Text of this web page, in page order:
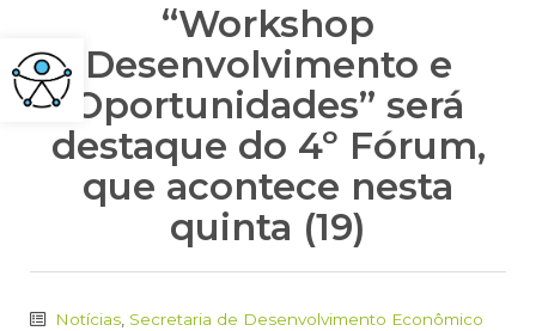
“Workshop
Desenvolvimento e
Oportunidades” será
destaque do 4º Fórum,
que acontece nesta
quinta (19)
Notícias Secretaria de Desenvolvimento Econômico